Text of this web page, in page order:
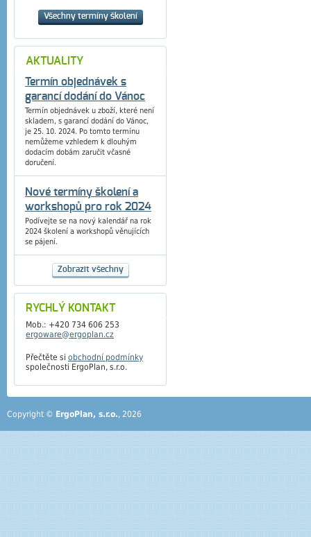
Všechny termíny školení
AKTUALITY
Termín objednávek s
garancí dodání do Vánoc
Termín objednávek u zboží, které není
skladem, s garancí dodání do Vánoc,
je 25. 10. 2024. Po tomto termínu
nemůžeme vzhledem k dlouhým
dodacím dobám zaručit včasné
doručení.
Nové termíny školení a
workshopů pro rok 2024
Podívejte se na nový kalendář na rok
2024 školení a workshopů věnujících
se pájení.
Zobrazit všechny
RYCHLÝ KONTAKT
Mob.: +420 734 606 253
ergoware@ergoplan.cz
Přečtěte si obchodní podmínky
společnosti ErgoPlan, s.r.o.
Copyright © ErgoPlan, s.r.o., 2026